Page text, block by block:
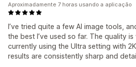
I’ve tried quite a few AI image tools,
the best I’ve used so far. The quality is
currently using the Ultra setting with
results are consistently sharp and
Aproximadamente 7 horas usando a aplicação